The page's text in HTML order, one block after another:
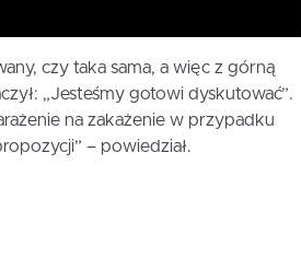
czy taka sama, a więc z górną
„Jesteśmy gotowi dyskutować”.
na zakażenie w przypadku
– powiedział.